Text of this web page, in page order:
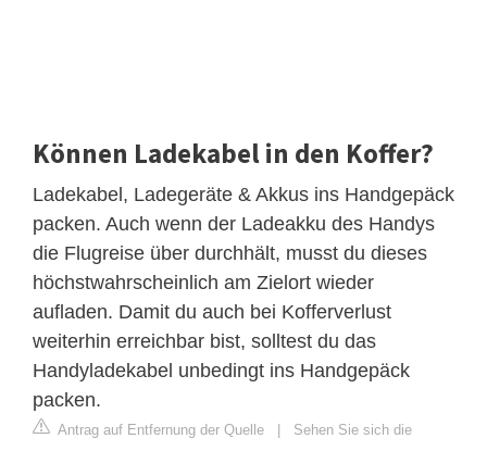
Können Ladekabel in den Koffer?
Ladekabel, Ladegeräte & Akkus ins Handgepäck
packen. Auch wenn der Ladeakku des Handys
die Flugreise über durchhält, musst du dieses
höchstwahrscheinlich am Zielort wieder
aufladen. Damit du auch bei Kofferverlust
weiterhin erreichbar bist, solltest du das
Handyladekabel unbedingt ins Handgepäck
packen.
Antrag auf Entfernung der Quelle | Sehen Sie sich die